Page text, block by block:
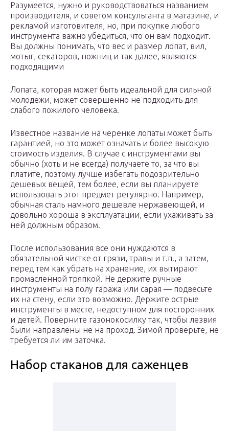
Разумеется, нужно и руководствоваться названием
производителя, и советом консультанта в магазине, и
рекламой изготовителя, но, при покупке любого
инструмента важно убедиться, что он вам подходит.
Вы должны понимать, что вес и размер лопат, вил,
мотыг, секаторов, ножниц и так далее, являются
подходящими
Лопата, которая может быть идеальной для сильной
молодежи, может совершенно не подходить для
слабого пожилого человека.
Известное название на черенке лопаты может быть
гарантией, но это может означать и более высокую
стоимость изделия. В случае с инструментами вы
обычно (хоть и не всегда) получаете то, за что вы
платите, поэтому лучше избегать подозрительно
дешевых вещей, тем более, если вы планируете
использовать этот предмет регулярно. Например,
обычная сталь намного дешевле нержавеющей, и
довольно хороша в эксплуатации, если ухаживать за
ней должным образом.
После использования все они нуждаются в
обязательной чистке от грязи, травы и т.п., а затем,
перед тем как убрать на хранение, их вытирают
промасленной тряпкой. Не держите ручные
инструменты на полу гаража или сарая — подвесьте
их на стену, если это возможно. Держите острые
инструменты в месте, недоступном для посторонних
и детей. Поверните газонокосилку так, чтобы лезвия
были направлены не на проход. Зимой проверьте, не
требуется ли им заточка.
Набор стаканов для саженцев